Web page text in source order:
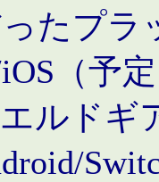
たプラ
（予
ルドギ